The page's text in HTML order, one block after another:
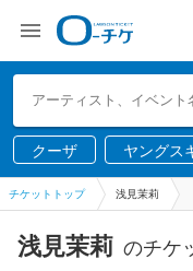
クーザ
ヤングス
ー
チケットトップ 浅見茉莉
浅見茉莉 のチケ